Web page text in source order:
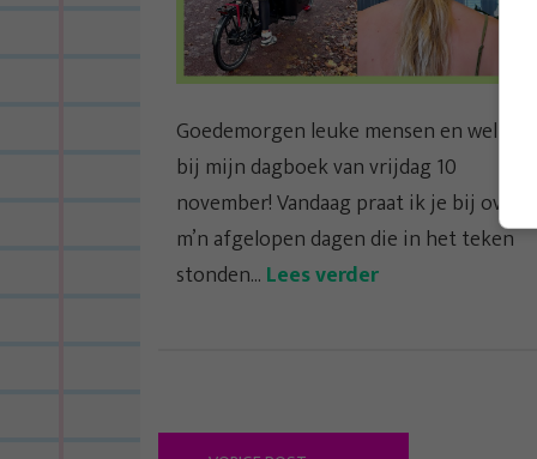
Goedemorgen leuke mensen en welkom
bij mijn dagboek van vrijdag 10
november! Vandaag praat ik je bij over
m’n afgelopen dagen die in het teken
stonden... Lees verder